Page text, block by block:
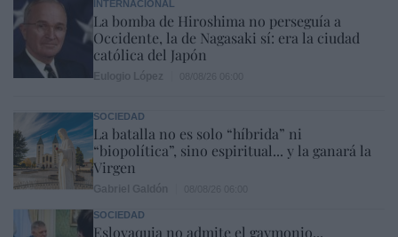
INTERNACIONAL
La bomba de Hiroshima no perseguía a
Occidente, la de Nagasaki sí: era la ciudad
católica del Japón
SOCIEDAD
La batalla no es solo “híbrida” ni
“biopolítica”, sino espiritual... y la ganará la
Virgen
SOCIEDAD
Eslovaquia no admite el gaymonio...